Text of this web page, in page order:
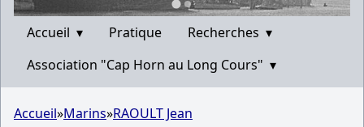
Accueil ▾ Pratique Recherches ▾
Association "Cap Horn au Long Cours" ▾
Accueil»Marins»RAOULT Jean